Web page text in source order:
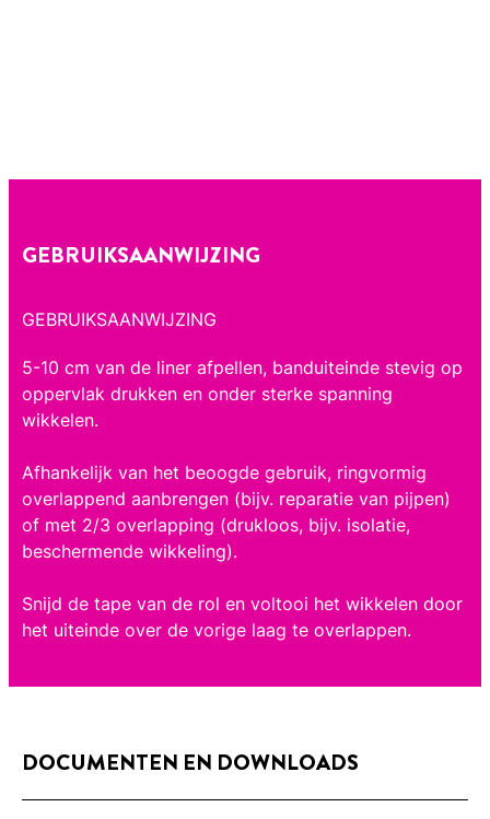
GEBRUIKSAANWIJZING
GEBRUIKSAANWIJZING
5-10 cm van de liner afpellen, banduiteinde stevig op
oppervlak drukken en onder sterke spanning
wikkelen.
Afhankelijk van het beoogde gebruik, ringvormig
overlappend aanbrengen (bijv. reparatie van pijpen)
of met 2/3 overlapping (drukloos, bijv. isolatie,
beschermende wikkeling).
Snijd de tape van de rol en voltooi het wikkelen door
het uiteinde over de vorige laag te overlappen.
DOCUMENTEN EN DOWNLOADS